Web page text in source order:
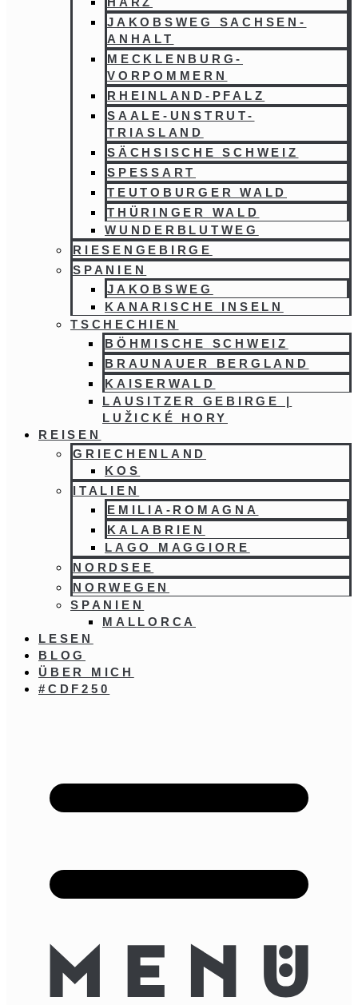
JAKOBSWEG SACHSEN-
ANHALT
MECKLENBURG-
VORPOMMERN
RHEINLAND-PFALZ
SAALE-UNSTRUT-
TRIASLAND
SÄCHSISCHE SCHWEIZ
SPESSART
TEUTOBURGER WALD
THÜRINGER WALD
WUNDERBLUTWEG
RIESENGEBIRGE
SPANIEN
JAKOBSWEG
KANARISCHE INSELN
TSCHECHIEN
BÖHMISCHE SCHWEIZ
BRAUNAUER BERGLAND
KAISERWALD
LAUSITZER GEBIRGE |
LUŽICKÉ HORY
REISEN
GRIECHENLAND
KOS
ITALIEN
EMILIA-ROMAGNA
KALABRIEN
LAGO MAGGIORE
NORDSEE
NORWEGEN
SPANIEN
MALLORCA
LESEN
BLOG
ÜBER MICH
#CDF250